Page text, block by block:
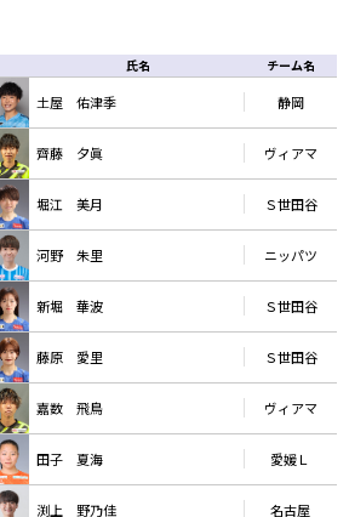
氏名 チーム名
土屋 佑津季 静岡
齊藤 夕眞 ヴィアマ
堀江 美月 Ｓ世田谷
河野 朱里 ニッパツ
新堀 華波 Ｓ世田谷
藤原 愛里 Ｓ世田谷
嘉数 飛鳥 ヴィアマ
田子 夏海 愛媛Ｌ
渕上 野乃佳 名古屋